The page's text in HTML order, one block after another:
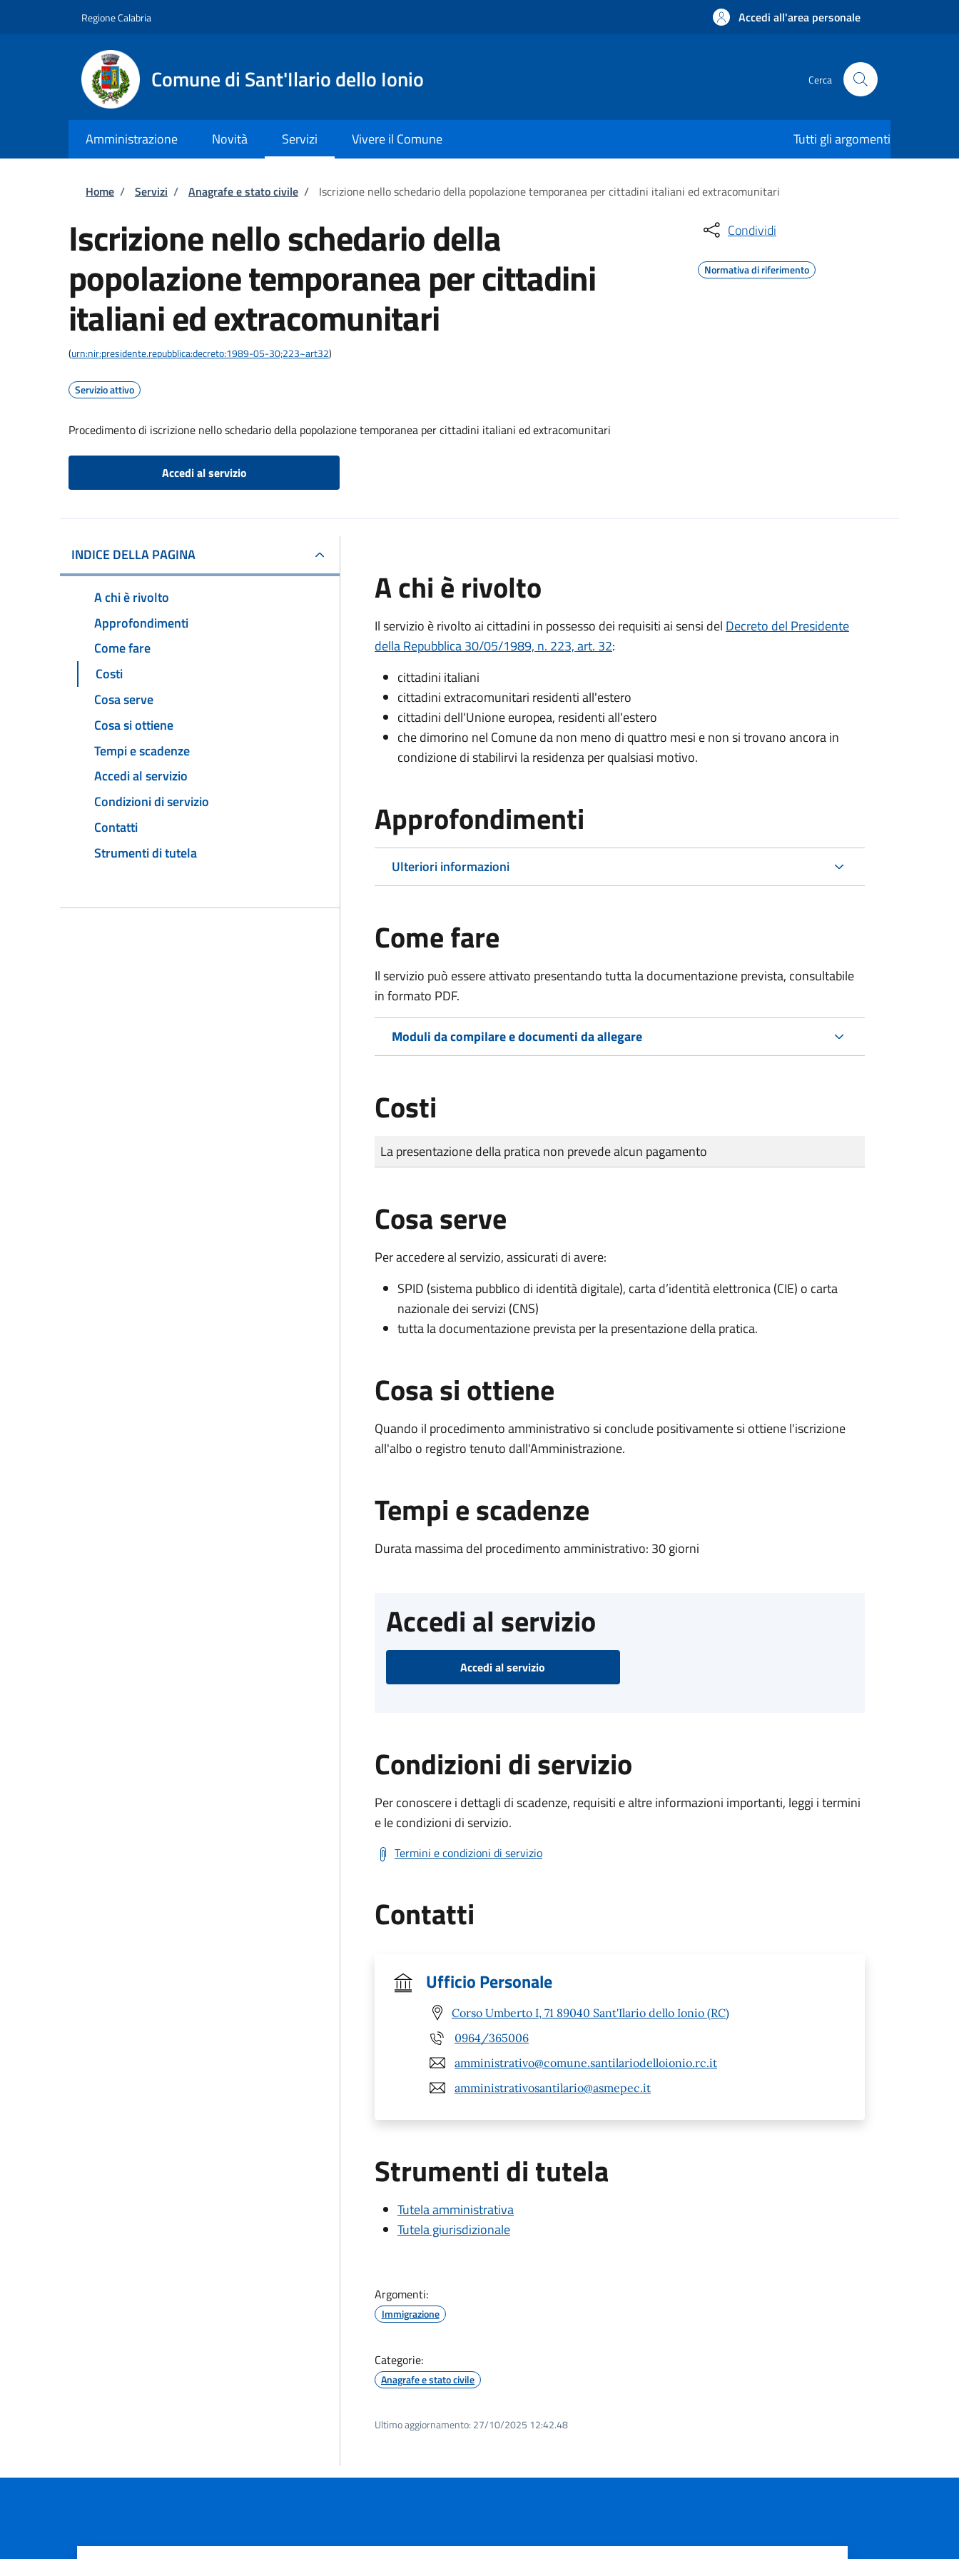
Regione Calabria Accedi all'area personale
Comune di Sant'Ilario dello Ionio Cerca
Amministrazione Novità Servizi Vivere il Comune Tutti gli argomenti
Briciole di pane
Home / Servizi / Anagrafe e stato civile / Iscrizione nello schedario della popolazione temporanea per cittadini italiani ed extracomunitari
Iscrizione nello schedario della
popolazione temporanea per cittadini
italiani ed extracomunitari
(urn:nir:presidente.repubblica:decreto:1989-05-30;223~art32)
Servizio attivo
Procedimento di iscrizione nello schedario della popolazione temporanea per cittadini italiani ed extracomunitari
Accedi al servizio
Condividi
Normativa di riferimento
INDICE DELLA PAGINA
A chi è rivolto
Approfondimenti
Come fare
Costi
Cosa serve
Cosa si ottiene
Tempi e scadenze
Accedi al servizio
Condizioni di servizio
Contatti
Strumenti di tutela
A chi è rivolto
Il servizio è rivolto ai cittadini in possesso dei requisiti ai sensi del Decreto del Presidente
della Repubblica 30/05/1989, n. 223, art. 32:
cittadini italiani
cittadini extracomunitari residenti all'estero
cittadini dell'Unione europea, residenti all'estero
che dimorino nel Comune da non meno di quattro mesi e non si trovano ancora in
condizione di stabilirvi la residenza per qualsiasi motivo.
Approfondimenti
Ulteriori informazioni
Come fare
Il servizio può essere attivato presentando tutta la documentazione prevista, consultabile
in formato PDF.
Moduli da compilare e documenti da allegare
Costi
Tipo di pagamento
Importo
La presentazione della pratica non prevede alcun pagamento
Cosa serve
Per accedere al servizio, assicurati di avere:
SPID (sistema pubblico di identità digitale), carta d’identità elettronica (CIE) o carta
nazionale dei servizi (CNS)
tutta la documentazione prevista per la presentazione della pratica.
Cosa si ottiene
Quando il procedimento amministrativo si conclude positivamente si ottiene l'iscrizione
all'albo o registro tenuto dall'Amministrazione.
Tempi e scadenze
Durata massima del procedimento amministrativo: 30 giorni
Accedi al servizio
Accedi al servizio
Condizioni di servizio
Per conoscere i dettagli di scadenze, requisiti e altre informazioni importanti, leggi i termini
e le condizioni di servizio.
Termini e condizioni di servizio
Contatti
Ufficio Personale
Corso Umberto I, 71 89040 Sant'Ilario dello Ionio (RC)
0964/365006
amministrativo@comune.santilariodelloionio.rc.it
amministrativosantilario@asmepec.it
Strumenti di tutela
Tutela amministrativa
Tutela giurisdizionale
Argomenti:
Immigrazione
Categorie:
Anagrafe e stato civile
Ultimo aggiornamento: 27/10/2025 12:42.48